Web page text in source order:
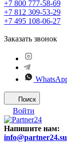
+7 800 777-58-69
+7 812 309-53-29
+7 495 108-06-27
Заказать звонок
Поиск
Войти
Напишите нам:
info@partner24.su